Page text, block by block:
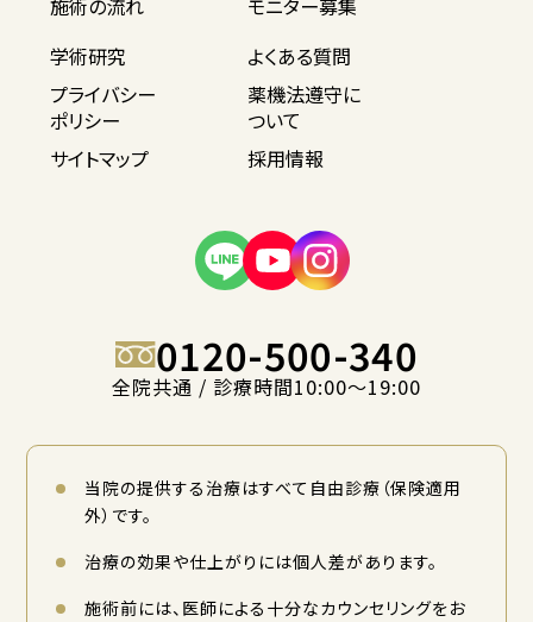
施術の流れ
モニター募集
学術研究
よくある質問
プライバシー
ポリシー
薬機法遵守に
ついて
サイトマップ
採用情報
0120-500-340
全院共通 / 診療時間10:00〜19:00
当院の提供する治療はすべて自由診療（保険適用
外）です。
治療の効果や仕上がりには個人差があります。
施術前には、医師による十分なカウンセリングをお